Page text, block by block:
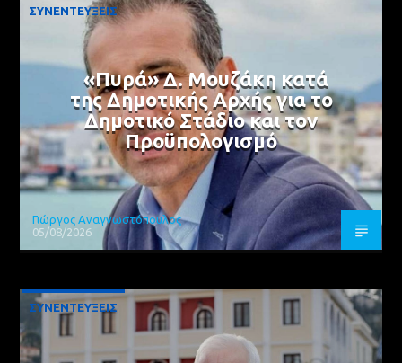
ΣΥΝΕΝΤΕΥΞΕΙΣ
«Πυρά» Δ. Μουζάκη κατά
της Δημοτικής Αρχής για το
Δημοτικό Στάδιο και τον
Προϋπολογισμό
Γιώργος Αναγνωστόπουλος
05/08/2026
ΣΥΝΕΝΤΕΥΞΕΙΣ